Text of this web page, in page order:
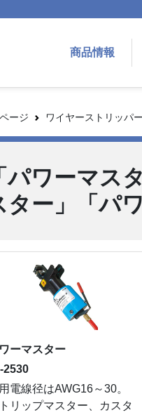
商品情報
ージ ワイヤーストリッパー
パワーマス
ター」「パ
ーマスター
2530
電線径はAWG16～30。
リップマスター、カスタ